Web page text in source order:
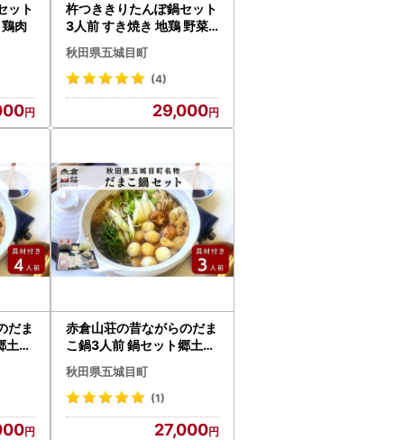
ット
肉
杵つききりたんぽ鍋セット
3人前 すき焼き 地鶏 野菜
秋田県五城目町
(4)
29,000
だま
土鍋
赤倉山荘の昔ながらのだま
こ鍋3人前 鍋セット郷土鍋
秋田県五城目町
(1)
27,000